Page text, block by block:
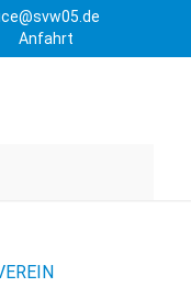
Anfahrt